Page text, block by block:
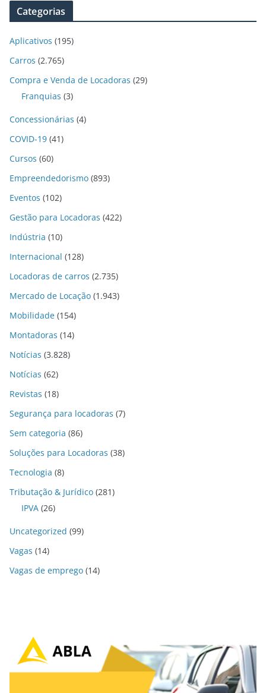
Categorias
Aplicativos (195)
Carros (2.765)
Compra e Venda de Locadoras (29)
Franquias (3)
Concessionárias (4)
COVID-19 (41)
Cursos (60)
Empreendedorismo (893)
Eventos (102)
Gestão para Locadoras (422)
Indústria (10)
Internacional (128)
Locadoras de carros (2.735)
Mercado de Locação (1.943)
Mobilidade (154)
Montadoras (14)
Notícias (3.828)
Notícias (62)
Revistas (18)
Segurança para locadoras (7)
Sem categoria (86)
Soluções para Locadoras (38)
Tecnologia (8)
Tributação & Jurídico (281)
IPVA (26)
Uncategorized (99)
Vagas (14)
Vagas de emprego (14)